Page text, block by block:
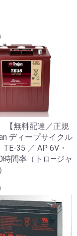
【無料配達／正規
ディープサイクル
TE-35 ／ AP 6V・
時間率（トロ―ジャ